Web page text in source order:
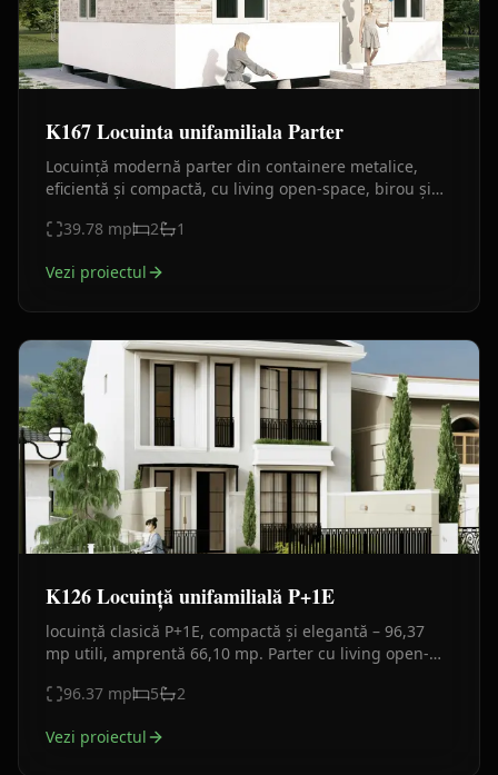
K167 Locuinta unifamiliala Parter
Locuință modernă parter din containere metalice,
eficientă și compactă, cu living open-space, birou și
39.78 mp 2 1
Vezi proiectul
K126 Locuință unifamilială P+1E
locuință clasică P+1E, compactă și elegantă – 96,37
mp utili, amprentă 66,10 mp. Parter cu living open-
96.37 mp 5 2
Vezi proiectul